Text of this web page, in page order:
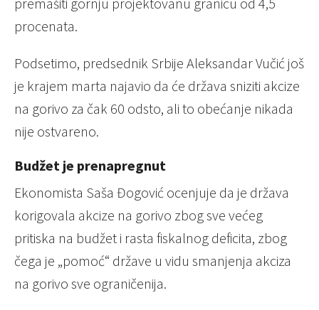
procenata.
Podsetimo, predsednik Srbije Aleksandar Vučić još
je krajem marta najavio da će država sniziti akcize
na gorivo za čak 60 odsto, ali to obećanje nikada
nije ostvareno.
Budžet je prenapregnut
Ekonomista Saša Đogović ocenjuje da je država
korigovala akcize na gorivo zbog sve većeg
pritiska na budžet i rasta fiskalnog deficita, zbog
čega je „pomoć“ države u vidu smanjenja akciza
na gorivo sve ograničenija.